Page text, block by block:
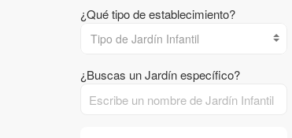
¿Qué tipo de establecimiento?
Tipo de Jardín Infantil
¿Buscas un Jardín específico?